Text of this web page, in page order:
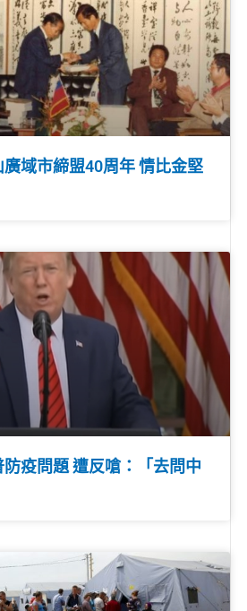
域市締盟40周年 情比金堅
疫問題 遭反嗆：「去問中